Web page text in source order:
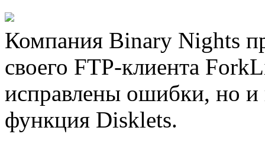
Компания Binary Nights
своего FTP-клиента
исправлены ошибки, но и
функция Disklets.